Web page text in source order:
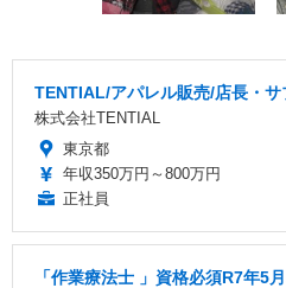
TENTIAL/アパレル販売/店長・サ
株式会社TENTIAL
東京都
年収350万円～800万円
正社員
「作業療法士 」資格必須R7年5